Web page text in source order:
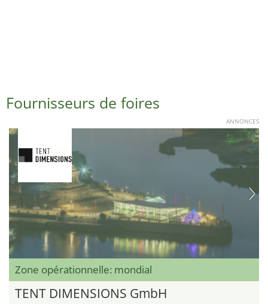
Fournisseurs de foires
ANNONCES
Zone opérationnelle: mondial
TENT DIMENSIONS GmbH